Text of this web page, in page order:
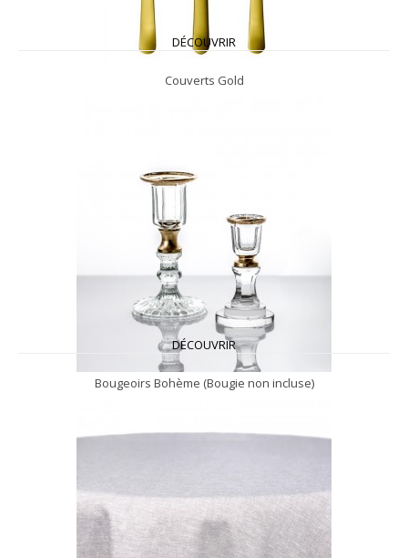
DÉCOUVRIR
Couverts Gold
DÉCOUVRIR
Bougeoirs Bohème (Bougie non incluse)